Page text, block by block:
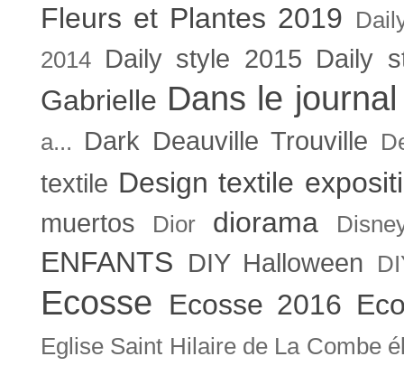
Fleurs et Plantes 2019
2014
Daily style 2015 Daily
Gabrielle Dans le journal
a... Dark Deauville Trouville
textile Design textile
muertos Dior diorama
ENFANTS DIY Halloween
Ecosse Ecosse 2016
Eglise Saint Hilaire de La Combe